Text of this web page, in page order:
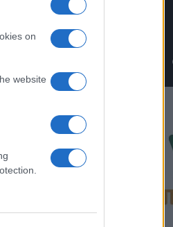
on
website
που αφορούν
από